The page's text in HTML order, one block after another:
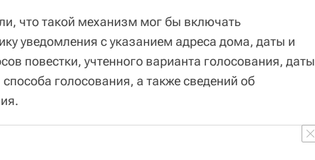
что такой механизм мог бы включать
уведомления с указанием адреса дома, даты и
повестки, учтенного варианта голосования, даты
голосования, а также сведений об